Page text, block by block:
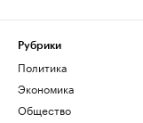
Рубрики
Политика
Экономика
Общество